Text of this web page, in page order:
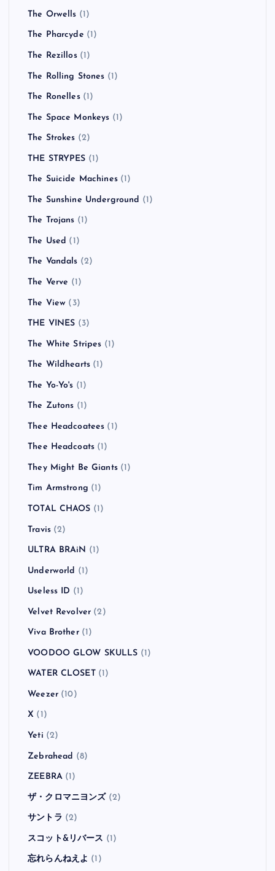
The Orwells (1)
The Pharcyde (1)
The Rezillos(1)
The Rolling Stones (1)
The Ronelles(1)
The Space Monkeys (1)
The Strokes (2)
THE STRYPES (1)
The Suicide Machines(1)
The Sunshine Underground (1)
The Trojans (1)
The Used (1)
The Vandals (2)
The Verve (1)
The View (3)
THE VINES (3)
The White Stripes (1)
The Wildhearts (1)
The Yo-Yo's (1)
The Zutons (1)
Thee Headcoatees (1)
Thee Headcoats (1)
They Might Be Giants(1)
Tim Armstrong (1)
TOTAL CHAOS (1)
Travis(2)
ULTRA BRAiN (1)
Underworld (1)
Useless ID (1)
Velvet Revolver (2)
Viva Brother(1)
VOODOO GLOW SKULLS (1)
WATER CLOSET(1)
Weezer(10)
X (1)
Yeti (2)
Zebrahead (8)
ZEEBRA(1)
ザ・クロマニヨンズ(2)
サントラ (2)
スコット&リバース (1)
忘れらんねえよ (1)